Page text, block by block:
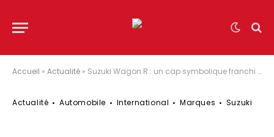
Accueil » Actualité » Suzuki Wagon R : un cap symbolique franchi avec 10 millions d’exemplaires vendus
Actualité Automobile International Marques Suzuki